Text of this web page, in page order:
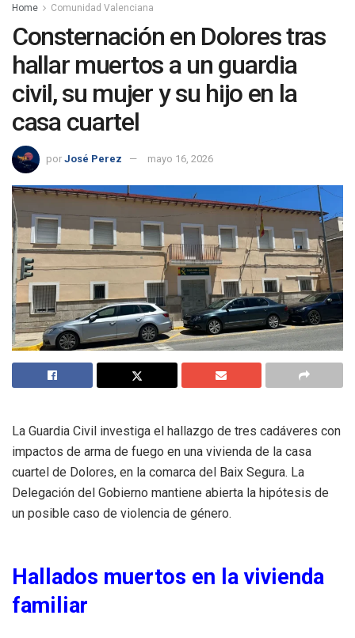
Home Comunidad Valenciana
Consternación en Dolores tras
hallar muertos a un guardia
civil, su mujer y su hijo en la
casa cuartel
por José Perez mayo 16, 2026
La Guardia Civil investiga el hallazgo de tres cadáveres con
impactos de arma de fuego en una vivienda de la casa
cuartel de Dolores, en la comarca del Baix Segura. La
Delegación del Gobierno mantiene abierta la hipótesis de
un posible caso de violencia de género.
Hallados muertos en la vivienda
familiar